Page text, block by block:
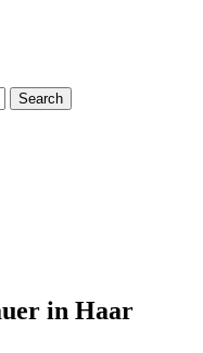
Search
in Haar